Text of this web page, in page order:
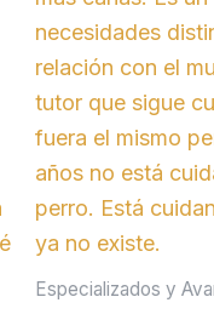
Especializados y